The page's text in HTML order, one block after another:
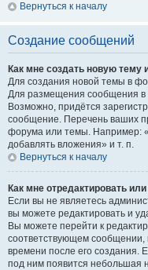
Вернуться к началу
Создание сообщений
Как мне создать новую тему
Для создания новой темы в
Для размещения сообщения в
Возможно, придётся
сообщение. Перечень ваших
форума или темы. Например:
добавлять вложения» и т. п.
Вернуться к началу
Как мне отредактировать
Если вы не являетесь
вы можете редактировать и
Вы можете перейти к
соответствующем сообщении,
времени после его создания.
под ним появится небольшая